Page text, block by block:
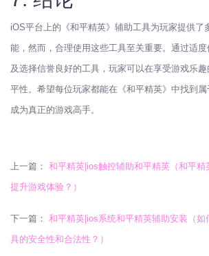
iOS平台上的《和平精英》辅助工具为玩家提供了
能，然而，合理使用这些工具至关重要。通过适
及选择信誉良好的工具，玩家可以在享受游戏乐
平性。希望每位玩家都能在《和平精英》中找到属
成为真正的游戏高手。
上一篇： 和平精英|ios触控辅助和平精英（和平
提升游戏体验？）
下一篇： 和平精英|ios系统和平精英辅助安装（如
具的安全性和合法性？）